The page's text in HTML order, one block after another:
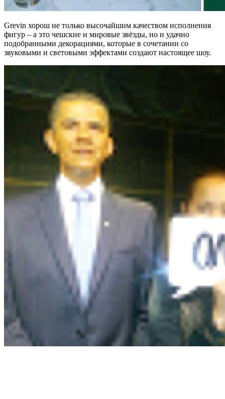
Grevin хорош не только высочайшим качеством исполнения
фигур – а это чешские и мировые звёзды, но и удачно
подобранными декорациями, которые в сочетании со
звуковыми и световыми эффектами создают настоящее шоу.